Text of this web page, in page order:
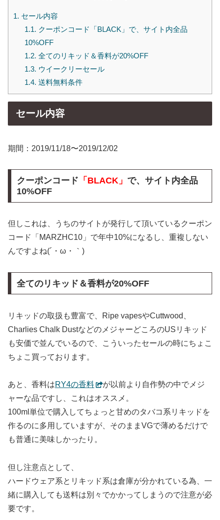
1. セール内容
1.1. クーポンコード「BLACK」で、サイト内全品
10%OFF
1.2. 全てのリキッド＆香料が20%OFF
1.3. ウイークリーセール
1.4. 送料無料条件
セール内容
期間：2019/11/18〜2019/12/02
クーポンコード 「BLACK」 で、サイト内全品
10%OFF
但しこれは、うちのサイトが発行して頂いているクーポン
コード「MARZHC10」で年中10%になるし、重複しない
んですよね(´・ω・｀)
全てのリキッド＆香料が20%OFF
リキッドの取扱も豊富で、Ripe vapesやCuttwood、
Charlies Chalk DustなどのメジャーどころのUSリキッド
も安価で並んでいるので、こういったセールの時にちょこ
ちょこ買っております。
あと、香料はRY4の香料
が以前より自作勢の中でメジ
ャーな品ですし、これはオススメ。
100ml単位で購入してちょっと甘めのタバコ系リキッドを
作るのに多用していますが、そのままVGで薄めるだけで
も普通に美味しかったり。
但し注意点として、
ハードウェア系とリキッド系は倉庫が分かれている為、一
緒に購入しても送料は別々でかかってしまうので注意が必
要です。